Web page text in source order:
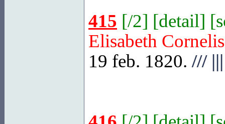
415 [/2] [detail] [
Elisabeth
19 feb. 1820. ///|||